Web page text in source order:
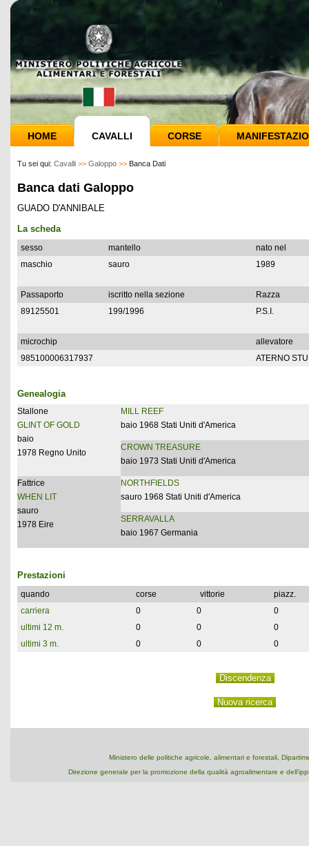
HOME CAVALLI CORSE
Tu sei qui: Cavalli >> Galoppo >> Banca Dati
Banca dati Galoppo
GUADO D'ANNIBALE
La scheda
sesso mantello
nato nel
maschio
sauro 1989
Passaporto iscritto nella sezione
Razza
89125501
199/1996 P.S.I.
microchip
allevatore
985100006317937
ATERNO
Genealogia
Stallone
GLINT OF GOLD
baio
1978 Regno Unito
MILL REEF
baio 1968 Stati Uniti d'America
CROWN TREASURE
baio 1973 Stati Uniti d'America
Fattrice
WHEN LIT
sauro
1978 Eire
NORTHFIELDS
sauro 1968 Stati Uniti d'America
SERRAVALLA
baio 1967 Germania
Prestazioni
quando corse vittorie
piazz.
carriera
0 0
0
ultimi 12 m.
0 0
0
ultimi 3 m.
0 0 0
Ministero delle politiche agricole, alimentari e forestali,
Direzione generale per la promozione della qualità agroalimentare e